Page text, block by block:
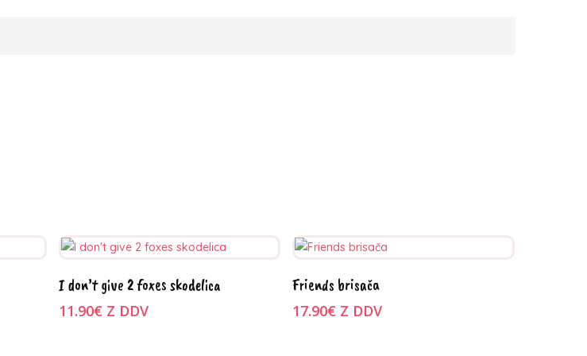
Dodaj v košarico
I don’t give 2 foxes skodelica
11.90€ Z DDV
Izberite možnosti
izdelek
ima
Friends brisača
17.90€ Z DDV